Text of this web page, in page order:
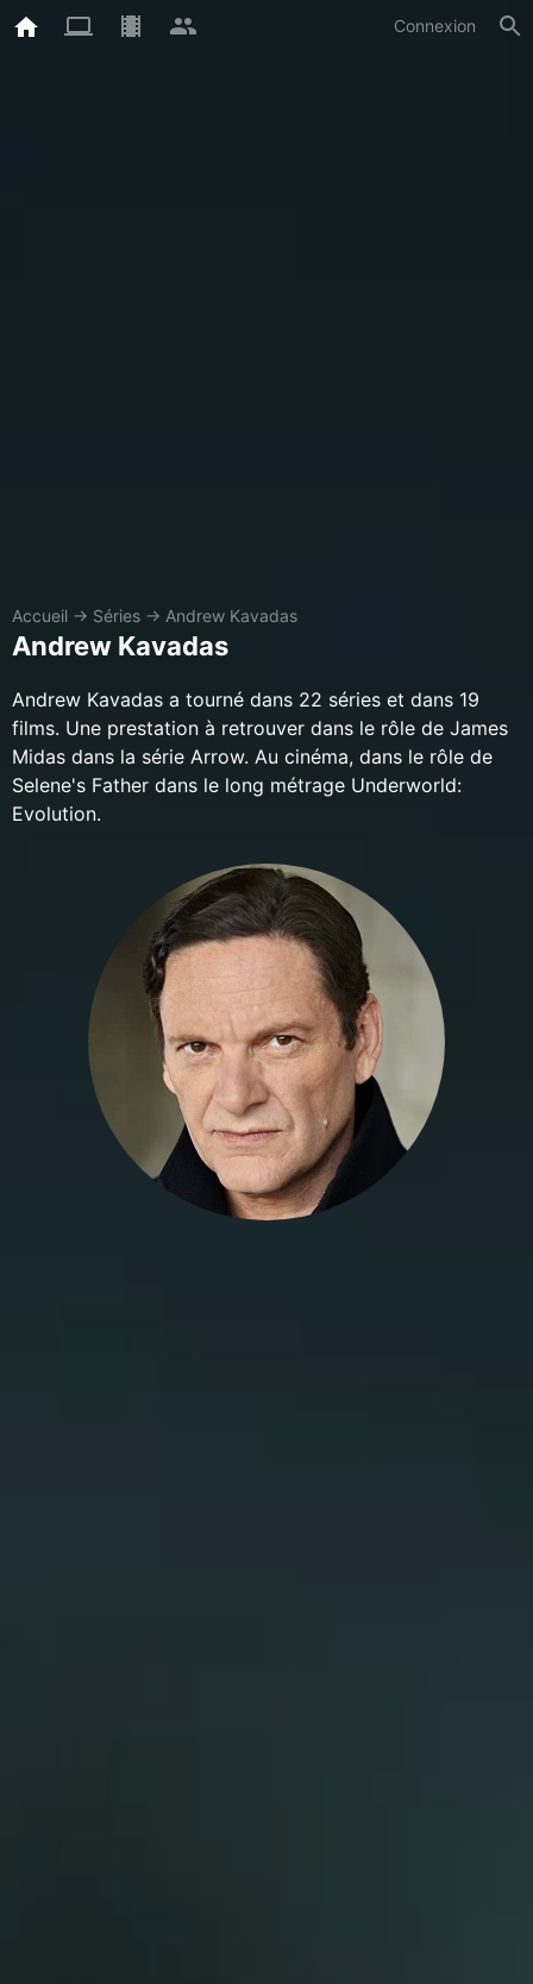
Connexion
Accueil → Séries → Andrew Kavadas
Andrew Kavadas
Andrew Kavadas a tourné dans 22 séries et dans 19
films. Une prestation à retrouver dans le rôle de James
Midas dans la série Arrow. Au cinéma, dans le rôle de
Selene's Father dans le long métrage Underworld:
Evolution.